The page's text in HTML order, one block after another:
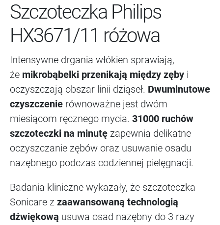
Szczoteczka Philips
HX3671/11 różowa
Intensywne drgania włókien sprawiają,
że mikrobąbelki przenikają między zęby i
oczyszczają obszar linii dziąseł. Dwuminutowe
czyszczenie równoważne jest dwóm
miesiącom ręcznego mycia. 31000 ruchów
szczoteczki na minutę zapewnia delikatne
oczyszczanie zębów oraz usuwanie osadu
nazębnego podczas codziennej pielęgnacji.
Badania kliniczne wykazały, że szczoteczka
Sonicare z zaawansowaną technologią
dźwiękową usuwa osad nazębny do 3 razy